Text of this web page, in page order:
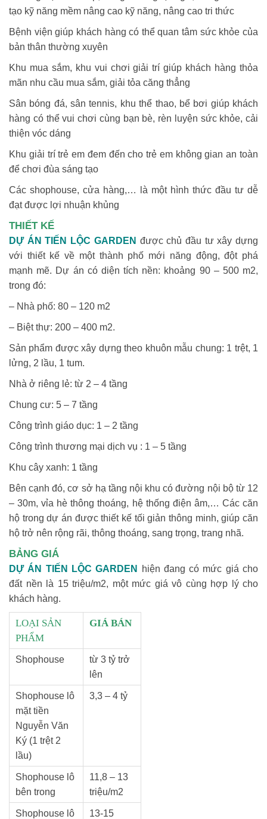
tạo kỹ năng mềm nâng cao kỹ năng, nâng cao tri thức
Bệnh viện giúp khách hàng có thể quan tâm sức khỏe của
bản thân thường xuyên
Khu mua sắm, khu vui chơi giải trí giúp khách hàng thỏa
mãn nhu cầu mua sắm, giải tỏa căng thẳng
Sân bóng đá, sân tennis, khu thể thao, bể bơi giúp khách
hàng có thể vui chơi cùng bạn bè, rèn luyện sức khỏe, cải
thiện vóc dáng
Khu giải trí trẻ em đem đến cho trẻ em không gian an toàn
để chơi đùa sáng tạo
Các shophouse, cửa hàng,… là một hình thức đầu tư dễ
đạt được lợi nhuận khủng
THIẾT KẾ
DỰ ÁN TIẾN LỘC GARDEN được chủ đầu tư xây dựng
với thiết kế về một thành phố mới năng động, đột phá
mạnh mẽ. Dự án có diện tích nền: khoảng 90 – 500 m2,
trong đó:
– Nhà phố: 80 – 120 m2
– Biệt thự: 200 – 400 m2.
Sản phẩm được xây dựng theo khuôn mẫu chung: 1 trệt, 1
lửng, 2 lầu, 1 tum.
Nhà ở riêng lẻ: từ 2 – 4 tầng
Chung cư: 5 – 7 tầng
Công trình giáo dục: 1 – 2 tầng
Công trình thương mại dịch vụ : 1 – 5 tầng
Khu cây xanh: 1 tầng
Bên cạnh đó, cơ sở hạ tầng nội khu có đường nội bộ từ 12
– 30m, vỉa hè thông thoáng, hệ thống điện âm,… Các căn
hộ trong dự án được thiết kế tối giản thông minh, giúp căn
hộ trở nên rộng rãi, thông thoáng, sang trọng, trang nhã.
BẢNG GIÁ
DỰ ÁN TIẾN LỘC GARDEN
hiện đang có mức giá cho
đất nền là 15 triệu/m2, một mức giá vô cùng hợp lý cho
khách hàng.
LOẠI SẢN
PHẨM
GIÁ BÁN
Shophouse
từ 3 tỷ trở
lên
Shophouse lô
mặt tiền
Nguyễn Văn
Ký (1 trệt 2
lầu)
3,3 – 4 tỷ
Shophouse lô
bên trong
11,8 – 13
triệu/m2
Shophouse lô
13-15